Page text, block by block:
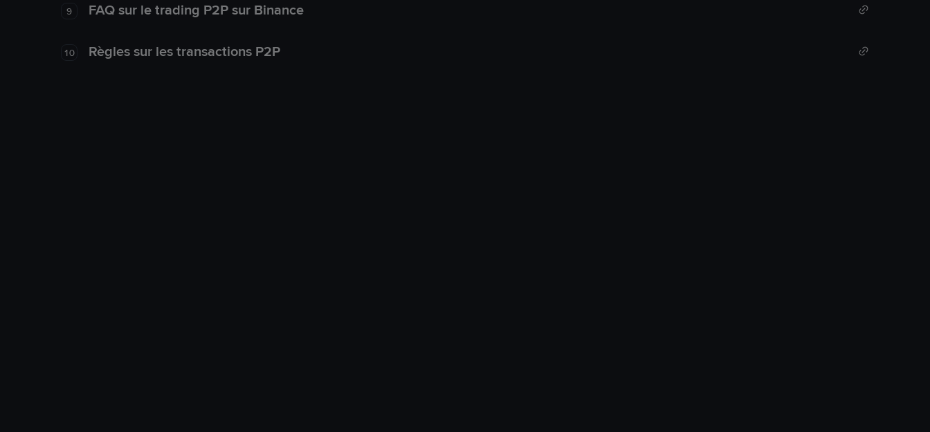
9 FAQ sur le trading P2P sur Binance
10 Règles sur les transactions P2P